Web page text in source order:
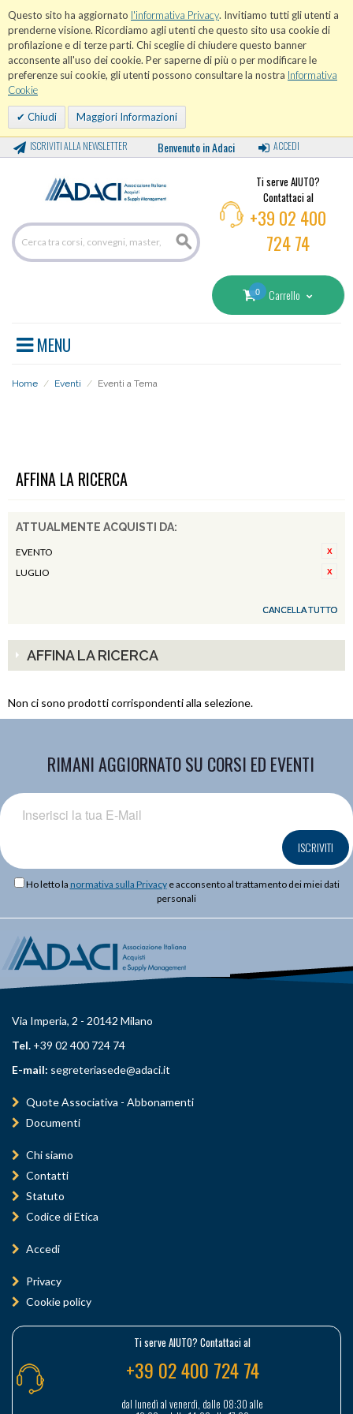
Questo sito ha aggiornato l'informativa Privacy. Invitiamo tutti gli utenti a
prenderne visione. Ricordiamo agli utenti che questo sito usa cookie di
profilazione e di terze parti. Chi sceglie di chiudere questo banner
acconsente all'uso dei cookie. Per saperne di più o per modificare le
preferenze sui cookie, gli utenti possono consultare la nostra Informativa
Cookie
Chiudi Maggiori Informazioni
ISCRIVITI ALLA NEWSLETTER Benvenuto in Adaci ACCEDI
Ti serve AIUTO?
Contattaci al
+39 02 400
724 74
0 Carrello
MENU
Home / Eventi / Eventi a Tema
AFFINA LA RICERCA
ATTUALMENTE ACQUISTI DA:
EVENTO
LUGLIO
CANCELLA TUTTO
AFFINA LA RICERCA
Non ci sono prodotti corrispondenti alla selezione.
RIMANI AGGIORNATO SU CORSI ED EVENTI
ISCRIVITI
Ho letto la normativa sulla Privacye acconsento al trattamento dei miei dati
personali
Via Imperia, 2 - 20142 Milano
Tel. +39 02 400 724 74
E-mail: segreteriasede@adaci.it
Quote Associativa - Abbonamenti
Documenti
Chi siamo
Contatti
Statuto
Codice di Etica
Accedi
Privacy
Cookie policy
Ti serve AIUTO? Contattaci al
+39 02 400 724 74
dal lunedì al venerdì, dalle 08:30 alle